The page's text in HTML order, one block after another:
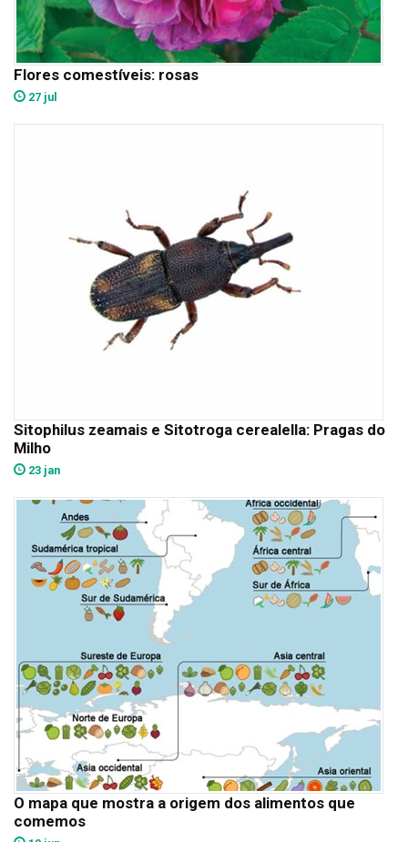
Flores comestíveis: rosas
27 jul
Sitophilus zeamais e Sitotroga cerealella: Pragas do
Milho
23 jan
O mapa que mostra a origem dos alimentos que
comemos